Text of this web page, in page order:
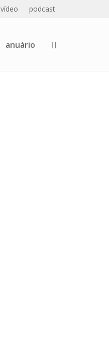
vídeo podcast
anuário